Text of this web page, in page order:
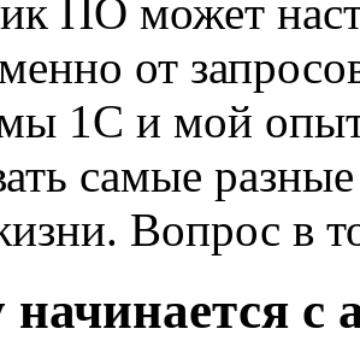
ПО может
от
1С и мой
самые
Вопрос в
с